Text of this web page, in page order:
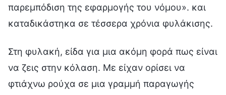
παρεμπόδιση της εφαρμογής του νόμου». και
καταδικάστηκα σε τέσσερα χρόνια φυλάκισης.
Στη φυλακή, είδα για μια ακόμη φορά πως είναι
να ζεις στην κόλαση. Με είχαν ορίσει να
φτιάχνω ρούχα σε μια γραμμή παραγωγής